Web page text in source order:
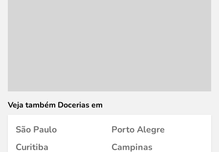
Veja também Docerias em
São Paulo
Porto Alegre
Curitiba
Campinas